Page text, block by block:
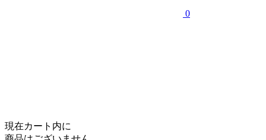
0
現在カート内に